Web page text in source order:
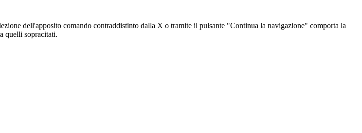
dell'apposito comando contraddistinto dalla X o tramite il pulsante "Continua la navigazione" comporta la
quelli sopracitati.